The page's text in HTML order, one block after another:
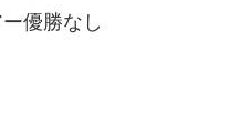
優勝なし